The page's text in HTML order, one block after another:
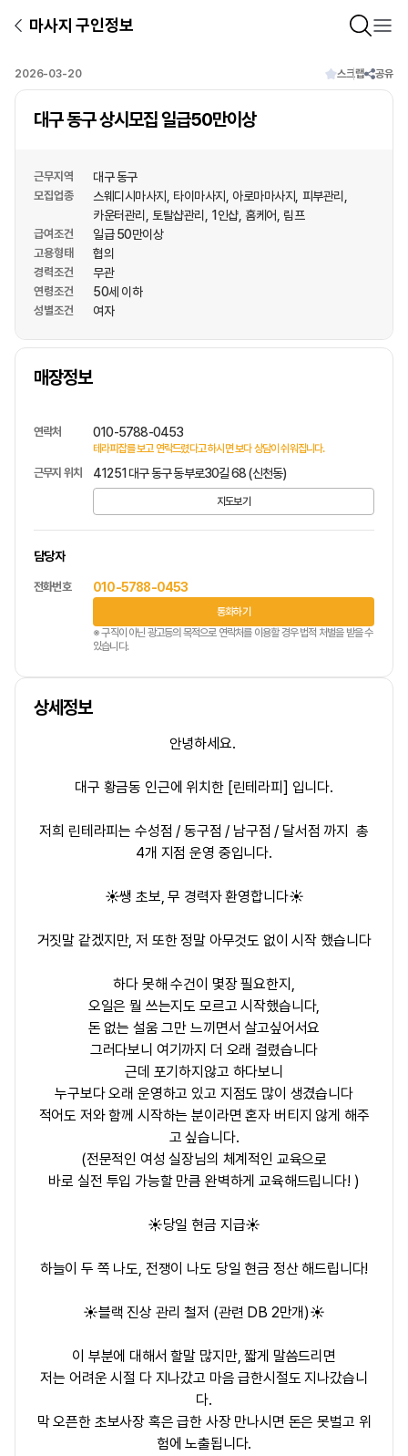
마사지 구인정보
2026-03-20 스크랩 공유
대구 동구 상시모집 일급50만이상
근무지역 대구 동구
모집업종 스웨디시마사지 타이마사지 아로마마사지
피부관리
카운터관리
토탈샵관리 1인샵 홈케어 림프
급여조건 일급 50만이상
고용형태 협의
경력조건 무관
연령조건 50세 이하
성별조건 여자
매장정보
상호명
연락처 010-5788-0453
테라피잡를 보고 연락드렸다고 하시면 보다 상담이 쉬워집니다.
근무지 위치 41251 대구 동구 동부로30길 68 (신천동)
지도보기
담당자
전화번호 010-5788-0453
통화하기
※ 구직이 아닌 광고등의 목적으로 연락처를 이용할 경우 법적 처벌을 받을 수
있습니다.
상세정보
안녕하세요.
대구 황금동 인근에 위치한 [린테라피] 입니다.
저희 린테라피는 수성점 / 동구점 / 남구점 / 달서점 까지 총
4개 지점 운영 중입니다.
☀️쌩 초보, 무 경력자 환영합니다☀️
거짓말 같겠지만, 저 또한 정말 아무것도 없이 시작 했습니다
하다 못해 수건이 몇장 필요한지,
오일은 뭘 쓰는지도 모르고 시작했습니다,
돈 없는 설움 그만 느끼면서 살고싶어서요
그러다보니 여기까지 더 오래 걸렸습니다
근데 포기하지않고 하다보니
누구보다 오래 운영하고 있고 지점도 많이 생겼습니다
적어도 저와 함께 시작하는 분이라면 혼자 버티지 않게 해주
고 싶습니다.
(전문적인 여성 실장님의 체계적인 교육으로
바로 실전 투입 가능할 만큼 완벽하게 교육해드립니다! )
☀️당일 현금 지급☀️
하늘이 두 쪽 나도, 전쟁이 나도 당일 현금 정산 해드립니다!
☀️블랙 진상 관리 철저 (관련 DB 2만개)☀️
이 부분에 대해서 할말 많지만, 짧게 말씀드리면
저는 어려운 시절 다 지나갔고 마음 급한시절도 지나갔습니
다.
막 오픈한 초보사장 혹은 급한 사장 만나시면 돈은 못벌고 위
험에 노출됩니다.